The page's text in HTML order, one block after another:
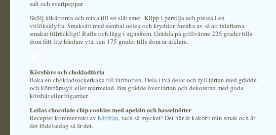
salt och svartpeppar
Skölj kikärtorna och mixa till en slät smet. Klipp i persilja och pressa i en
vitlöksklyfta. Smaksätt med sambal oelek och kryddor. Smaka av så att falaflarna
smakar tillräckligt! Rulla och lägg i ugnsform. Grädda på grillvärme 225 grader tills
dom fått lite hårdare yta, sen 175 grader tills dom är ätklara.
Körsbärs och chokladtårta
Baka en chokladsockerkaka till tårtbotten. Dela i två delar och fyll tårtan med grädde
och körsbärssylt eller marmelad. Bre grädde över tårtan och dekorerna med goda
körsbär eller bigarråer.
Leilas chocolate chip cookies med apelsin och hasselnötter
Receptet kommer rakt av härifrån, tack så mycket! Det här är kakor i min smak och är
det födelsedag så är det.